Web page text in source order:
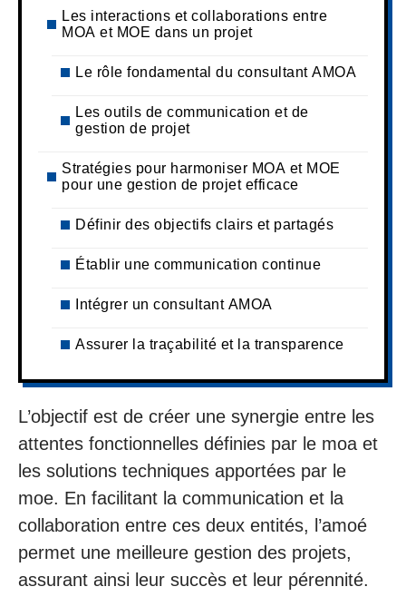
Les interactions et collaborations entre
MOA et MOE dans un projet
Le rôle fondamental du consultant AMOA
Les outils de communication et de
gestion de projet
Stratégies pour harmoniser MOA et MOE
pour une gestion de projet efficace
Définir des objectifs clairs et partagés
Établir une communication continue
Intégrer un consultant AMOA
Assurer la traçabilité et la transparence
L’objectif est de créer une synergie entre les
attentes fonctionnelles définies par le moa et
les solutions techniques apportées par le
moe. En facilitant la communication et la
collaboration entre ces deux entités, l’amoé
permet une meilleure gestion des projets,
assurant ainsi leur succès et leur pérennité.